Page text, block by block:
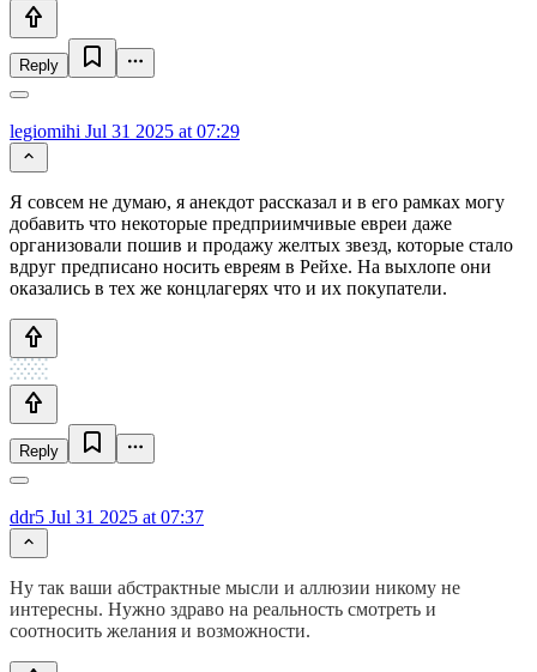
Reply
legiomihi Jul 31 2025 at 07:29
Я совсем не думаю, я анекдот рассказал и в его рамках могу
добавить что некоторые предприимчивые евреи даже
организовали пошив и продажу желтых звезд, которые стало
вдруг предписано носить евреям в Рейхе. На выхлопе они
оказались в тех же концлагерях что и их покупатели.
Reply
ddr5 Jul 31 2025 at 07:37
Ну так ваши абстрактные мысли и аллюзии никому не
интересны. Нужно здраво на реальность смотреть и
соотносить желания и возможности.